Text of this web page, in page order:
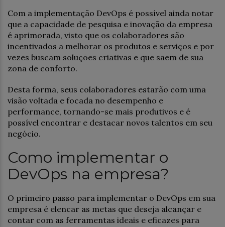
Com a implementação DevOps é possível ainda notar
que a capacidade de pesquisa e inovação da empresa
é aprimorada, visto que os colaboradores são
incentivados a melhorar os produtos e serviços e por
vezes buscam soluções criativas e que saem de sua
zona de conforto.
Desta forma, seus colaboradores estarão com uma
visão voltada e focada no desempenho e
performance, tornando-se mais produtivos e é
possível encontrar e destacar novos talentos em seu
negócio.
Como implementar o
DevOps na empresa?
O primeiro passo para implementar o DevOps em sua
empresa é elencar as metas que deseja alcançar e
contar com as ferramentas ideais e eficazes para